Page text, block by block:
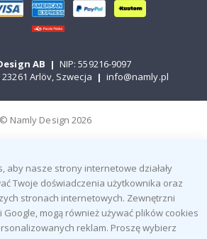
AB | NIP: 559216-9097
Arlöv, Szwecja | info@namly.pl
© Namly Design 2026
aby nasze strony internetowe działały
Twoje doświadczenia użytkownika oraz
stronach internetowych. Zewnętrzni
Google, mogą również używać plików cookies
reklam. Proszę wybierz